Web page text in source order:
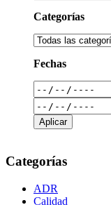
Categorías
Fechas
Categorías
ADR
Calidad